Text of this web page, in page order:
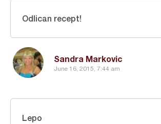
Sandra Markovic
June 16, 2015, 7:44 am
Odlican recept!
Lepo